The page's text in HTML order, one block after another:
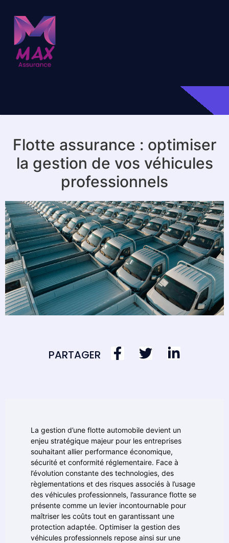
Flotte assurance : optimiser
la gestion de vos véhicules
professionnels
PARTAGER
La gestion d’une flotte automobile devient un
enjeu stratégique majeur pour les entreprises
souhaitant allier performance économique,
sécurité et conformité réglementaire. Face à
l’évolution constante des technologies, des
règlementations et des risques associés à l’usage
des véhicules professionnels, l’assurance flotte se
présente comme un levier incontournable pour
maîtriser les coûts tout en garantissant une
protection adaptée. Optimiser la gestion des
véhicules professionnels repose ainsi sur une